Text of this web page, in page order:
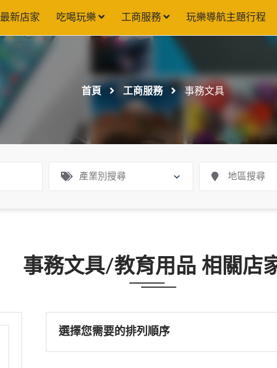
最新店家 吃喝玩樂 工商服務 玩樂導航主題行程
首頁 工商服務 事務文具
事務文具/教育用品 相關店
選擇您需要的排列順序